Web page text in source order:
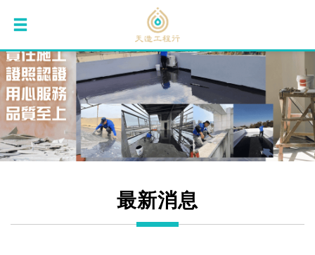
最新消息